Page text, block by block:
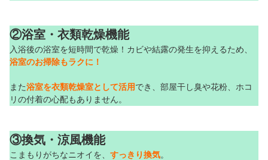
②浴室・衣類乾燥機能
入浴後の浴室を短時間で乾燥！カビや結露の発生を抑えるため、
浴室のお掃除もラクに！
また浴室を衣類乾燥室として活用でき、部屋干し臭や花粉、ホコ
リの付着の心配もありません。
③換気・涼風機能
こまもりがちなニオイを、 すっきり換気。